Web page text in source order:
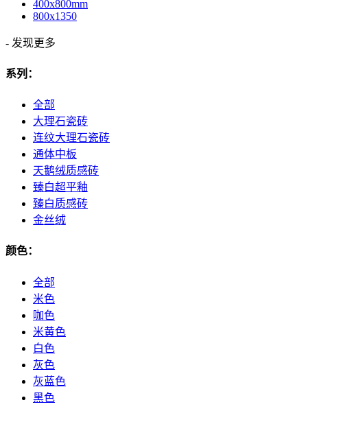
400x800mm
800x1350
- 发现更多
系列：
全部
大理石瓷砖
连纹大理石瓷砖
通体中板
天鹅绒质感砖
臻白超平釉
臻白质感砖
金丝绒
颜色：
全部
米色
咖色
米黄色
白色
灰色
灰蓝色
黑色